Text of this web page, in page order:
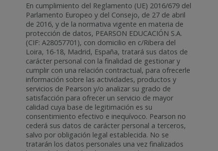
En cumplimiento del Reglamento (UE) 2016/679 del
Parlamento Europeo y del Consejo, de 27 de abril
de 2016, y de la normativa vigente en materia de
protección de datos, PEARSON EDUCACIÓN S.A.
(CIF: A28057701), con domicilio en c/Ribera del
Loira, 16-18, Madrid, España, tratará sus datos de
carácter personal con la finalidad de gestionar y
cumplir con una relación contractual, para ofrecerle
información sobre las actividades, productos y
servicios de Pearson y/o analizar su grado de
satisfacción para ofrecer un servicio de mayor
calidad cuya base de legitimación es su
consentimiento efectivo e inequívoco. Pearson no
cederá sus datos de carácter personal a terceros,
salvo por obligación legal establecida. No se
tratarán los datos personales una vez finalizados